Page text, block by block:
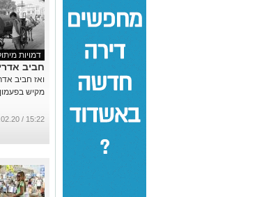
דמויות
חביב
ואז חביב
מקיש
15:22 / 19.02.20